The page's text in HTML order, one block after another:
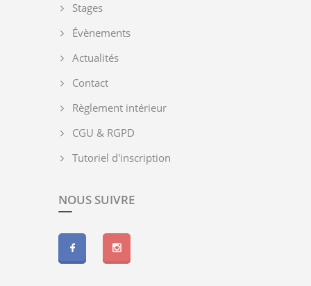
Stages
Évènements
Actualités
Contact
Règlement intérieur
CGU & RGPD
Tutoriel d'inscription
NOUS SUIVRE